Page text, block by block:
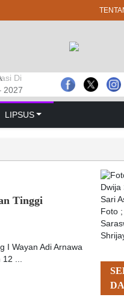
Di
Belanja
2027
LIPSUS
Tinggi
I Wayan Adi Arnawa
12 ...
Foto